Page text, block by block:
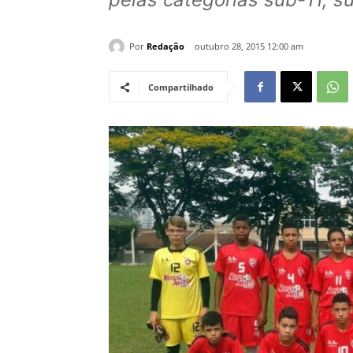
Por Redação outubro 28, 2015 12:00 am
Compartilhado